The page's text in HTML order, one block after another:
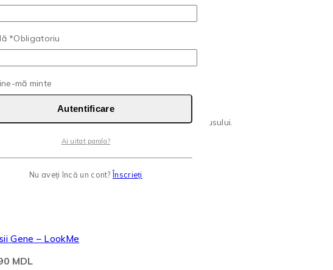
sau Kim Eye.
variații. Opțiunile pot fi alese în pagina produsului.
Gene – LookMe
MDL
*Obligatoriu
mă minte
Autentificare
Ai uitat parola?
Nu aveți încă un cont?Înscrieți